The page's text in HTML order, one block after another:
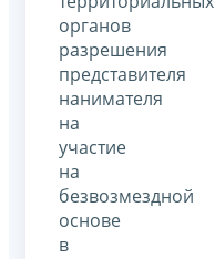
органов
разрешения
представителя
нанимателя
на
участие
на
безвозмездной
основе
в